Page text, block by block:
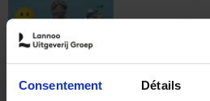
Consentement Détails
€37,50